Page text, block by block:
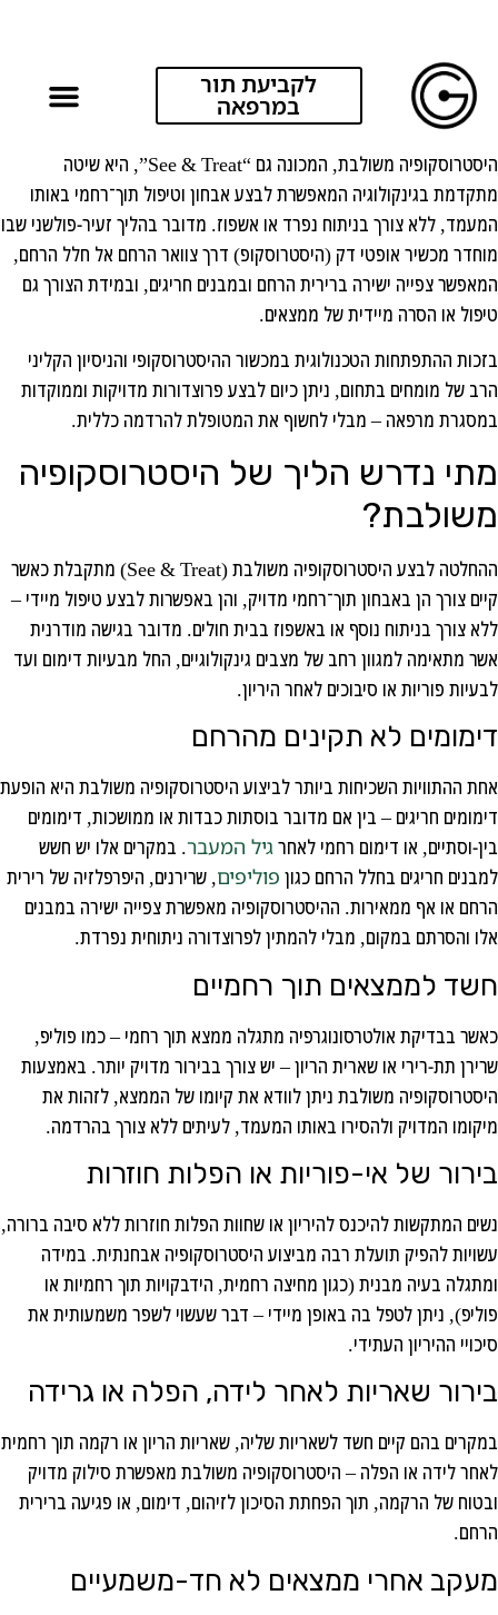
לקביעת תור
במרפאה
מהי היסטרוסקופיה משולבת?
היסטרוסקופיה משולבת, המכונה גם “See & Treat”, היא שיטה
מתקדמת בגינקולוגיה המאפשרת לבצע אבחון וטיפול תוך־רחמי באותו
המעמד, ללא צורך בניתוח נפרד או אשפוז. מדובר בהליך זעיר-פולשני שבו
מוחדר מכשיר אופטי דק (היסטרוסקופ) דרך צוואר הרחם אל חלל הרחם,
המאפשר צפייה ישירה ברירית הרחם ובמבנים חריגים, ובמידת הצורך גם
טיפול או הסרה מיידית של ממצאים.
בזכות ההתפתחות הטכנולוגית במכשור ההיסטרוסקופי והניסיון הקליני
הרב של מומחים בתחום, ניתן כיום לבצע פרוצדורות מדויקות וממוקדות
במסגרת מרפאה – מבלי לחשוף את המטופלת להרדמה כללית.
מתי נדרש הליך של היסטרוסקופיה
משולבת?
ההחלטה לבצע היסטרוסקופיה משולבת (See & Treat) מתקבלת כאשר
קיים צורך הן באבחון תוך־רחמי מדויק, והן באפשרות לבצע טיפול מיידי –
ללא צורך בניתוח נוסף או באשפוז בבית חולים. מדובר בגישה מודרנית
אשר מתאימה למגוון רחב של מצבים גינקולוגיים, החל מבעיות דימום ועד
לבעיות פוריות או סיבוכים לאחר היריון.
דימומים לא תקינים מהרחם
אחת ההתוויות השכיחות ביותר לביצוע היסטרוסקופיה משולבת היא הופעת
דימומים חריגים – בין אם מדובר בוסתות כבדות או ממושכות, דימומים
בין-וסתיים, או דימום רחמי לאחרגיל המעבר. במקרים אלו יש חשש
למבנים חריגים בחלל הרחם כגון פוליפים, שרירנים, היפרפלזיה של רירית
הרחם או אף ממאירות. ההיסטרוסקופיה מאפשרת צפייה ישירה במבנים
אלו והסרתם במקום, מבלי להמתין לפרוצדורה ניתוחית נפרדת.
חשד לממצאים תוך רחמיים
כאשר בבדיקת אולטרסונוגרפיה מתגלה ממצא תוך רחמי – כמו פוליפ,
שרירן תת-רירי או שארית הריון – יש צורך בבירור מדויק יותר. באמצעות
היסטרוסקופיה משולבת ניתן לוודא את קיומו של הממצא, לזהות את
מיקומו המדויק ולהסירו באותו המעמד, לעיתים ללא צורך בהרדמה.
בירור של אי-פוריות או הפלות חוזרות
נשים המתקשות להיכנס להיריון או שחוות הפלות חוזרות ללא סיבה ברורה,
עשויות להפיק תועלת רבה מביצוע היסטרוסקופיה אבחנתית. במידה
ומתגלה בעיה מבנית (כגון מחיצה רחמית, הידבקויות תוך רחמיות או
פוליפ), ניתן לטפל בה באופן מיידי – דבר שעשוי לשפר משמעותית את
סיכויי ההיריון העתידי.
בירור שאריות לאחר לידה, הפלה או גרידה
במקרים בהם קיים חשד לשאריות שליה, שאריות הריון או רקמה תוך רחמית
לאחר לידה או הפלה – היסטרוסקופיה משולבת מאפשרת סילוק מדויק
ובטוח של הרקמה, תוך הפחתת הסיכון לזיהום, דימום, או פגיעה ברירית
הרחם.
מעקב אחרי ממצאים לא חד-משמעיים